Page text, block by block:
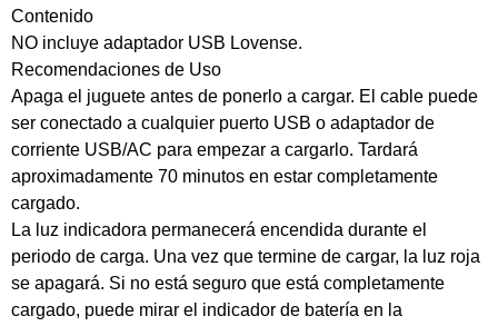
Contenido
NO incluye adaptador USB Lovense.
Recomendaciones de Uso
Apaga el juguete antes de ponerlo a cargar. El cable puede
ser conectado a cualquier puerto USB o adaptador de
corriente USB/AC para empezar a cargarlo. Tardará
aproximadamente 70 minutos en estar completamente
cargado.
La luz indicadora permanecerá encendida durante el
periodo de carga. Una vez que termine de cargar, la luz roja
se apagará. Si no está seguro que está completamente
cargado, puede mirar el indicador de batería en la